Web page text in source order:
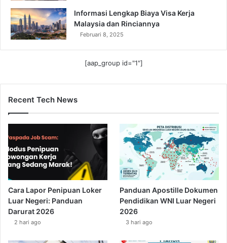
Informasi Lengkap Biaya Visa Kerja
Malaysia dan Rinciannya
Februari 8, 2025
[aap_group id="1"]
Recent Tech News
Cara Lapor Penipuan Loker
Luar Negeri: Panduan
Darurat 2026
2 hari ago
Panduan Apostille Dokumen
Pendidikan WNI Luar Negeri
2026
3 hari ago